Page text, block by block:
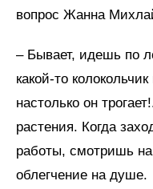
вопрос Жанна
– Бывает, идешь по
какой-то
настолько он
растения. Когда
работы, смотришь на
облегчение на душе.